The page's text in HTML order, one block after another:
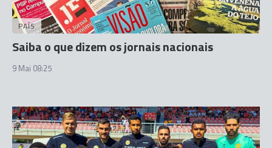
PAÍS
Saiba o que dizem os jornais nacionais
9 Mai 08:25